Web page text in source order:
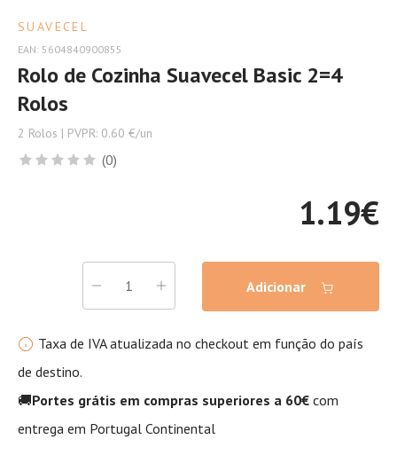
SUAVECEL
EAN: 5604840900855
Rolo de Cozinha Suavecel Basic 2=4
Rolos
2 Rolos | PVPR: 0.60 €/un
(0)
1.19€
Adicionar
Taxa de IVA atualizada no checkout em função do país
de destino.
🚚Portes grátis em compras superiores a 60€ com
entrega em Portugal Continental